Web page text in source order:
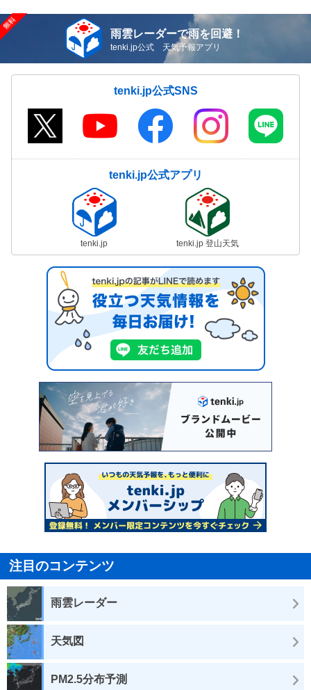
雨雲レーダーで雨を回避！
tenki.jp公式 天気予報アプリ
tenki.jp公式SNS
tenki.jp公式アプリ
tenki.jp tenki.jp 登山天気
注目のコンテンツ
雨雲レーダー
天気図
PM2.5分布予測